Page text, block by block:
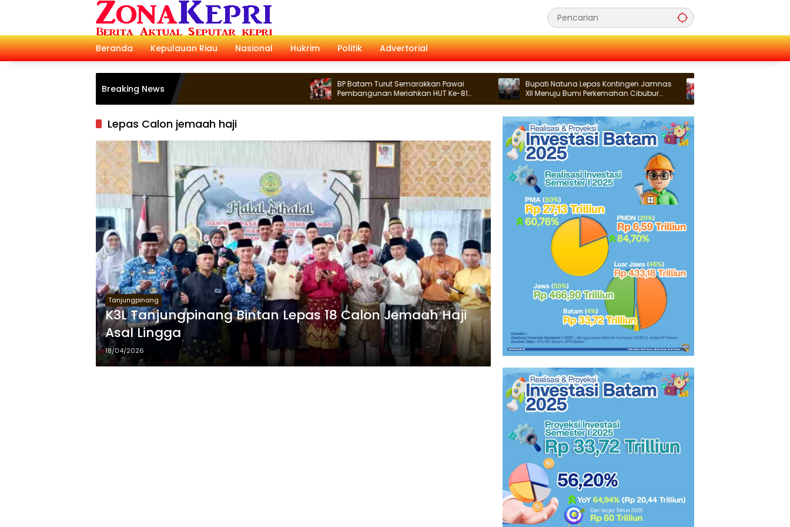
Beranda
Kepulauan Riau Nasional Hukrim Politik Advertorial
Breaking News
BP Batam Turut Semarakkan Pawai
Pembangunan Meriahkan HUT Ke-81
Kemerdekaan RI
Bupati Natuna Lepas Kontingen Jamnas
XII Menuju Bumi Perkemahan Cibubur
Jakarta
Dekranasda Fun & Run 2026,
Perkenalkan Potensi Produk
Daerah
Lepas Calon jemaah haji
Tanjungpinang
K3L Tanjungpinang Bintan Lepas 18 Calon Jemaah Haji
Asal Lingga
18/04/2026